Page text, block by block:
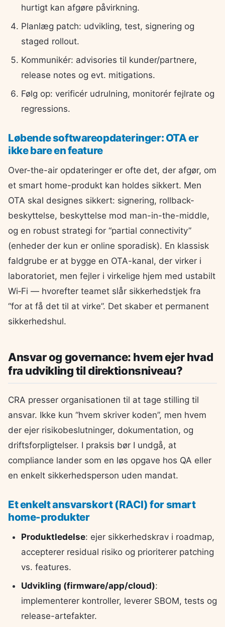
hurtigt kan afgøre påvirkning.
Planlæg patch: udvikling, test, signering og
staged rollout.
Kommunikér: advisories til kunder/partnere,
release notes og evt. mitigations.
Følg op: verificér udrulning, monitorér fejlrate og
regressions.
Løbende softwareopdateringer: OTA er
ikke bare en feature
Over-the-air opdateringer er ofte det, der afgør, om
et smart home-produkt kan holdes sikkert. Men
OTA skal designes sikkert: signering, rollback-
beskyttelse, beskyttelse mod man-in-the-middle,
og en robust strategi for “partial connectivity”
(enheder der kun er online sporadisk). En klassisk
faldgrube er at bygge en OTA-kanal, der virker i
laboratoriet, men fejler i virkelige hjem med ustabilt
Wi‑Fi — hvorefter teamet slår sikkerhedstjek fra
“for at få det til at virke”. Det skaber et permanent
sikkerhedshul.
Ansvar og governance: hvem ejer hvad
fra udvikling til direktionsniveau?
CRA presser organisationen til at tage stilling til
ansvar. Ikke kun “hvem skriver koden”, men hvem
der ejer risikobeslutninger, dokumentation, og
driftsforpligtelser. I praksis bør I undgå, at
compliance lander som en løs opgave hos QA eller
en enkelt sikkerhedsperson uden mandat.
Et enkelt ansvarskort (RACI) for smart
home-produkter
Produktledelse: ejer sikkerhedskrav i roadmap,
accepterer residual risiko og prioriterer patching
vs. features.
Udvikling (firmware/app/cloud):
implementerer kontroller, leverer SBOM, tests og
release-artefakter.